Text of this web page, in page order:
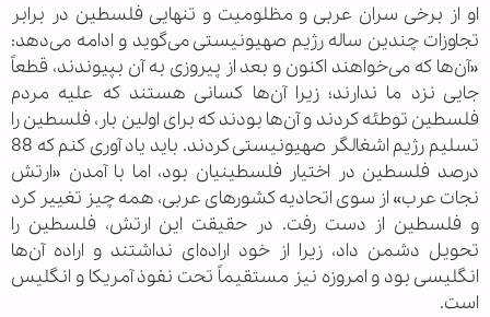
او از برخی سران عربی و مظلومیت و تنهایی فلسطین در برابر
تجاوزات چندین ساله رژیم صهیونیستی می‌گوید و ادامه می‌دهد:
«آن‌ها که می‌خواهند اکنون و بعد از پیروزی به آن بپیوندند، قطعاً
جایی نزد ما ندارند؛ زیرا آن‌ها کسانی هستند که علیه مردم
فلسطین توطئه کردند و آن‌ها بودند که برای اولین بار، فلسطین را
تسلیم رژیم اشغالگر صهیونیستی کردند. باید یاد آوری کنم که 88
درصد فلسطین در اختیار فلسطینیان بود، اما با آمدن «ارتش
نجات عرب» از سوی اتحادیه کشورهای عربی، همه چیز تغییر کرد
و فلسطین از دست رفت. در حقیقت این ارتش، فلسطین را
تحویل دشمن داد، زیرا از خود اراده‌ای نداشتند و اراده آن‌ها
انگلیسی بود و امروزه نیز مستقیماً تحت نفوذ آمریکا و انگلیس
است.